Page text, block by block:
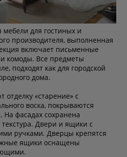
мебели для гостиных и
производителя, выполненная
включает письменные
комоды. Все предметы
подходят как для городской
дома.
«старение» с
воска, покрываются
фасадах сохранена
Двери и ящики с
ручками. Дверцы крепятся
ящики оснащены